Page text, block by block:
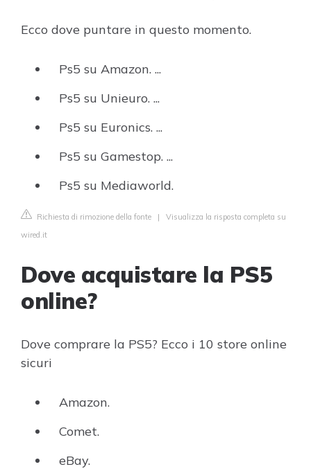
Ecco dove puntare in questo momento.
Ps5 su Amazon. ...
Ps5 su Unieuro. ...
Ps5 su Euronics. ...
Ps5 su Gamestop. ...
Ps5 su Mediaworld.
Richiesta di rimozione della fonte | Visualizza la risposta completa su
wired.it
Dove acquistare la PS5
online?
Dove comprare la PS5? Ecco i 10 store online
sicuri
Amazon.
Comet.
eBay.